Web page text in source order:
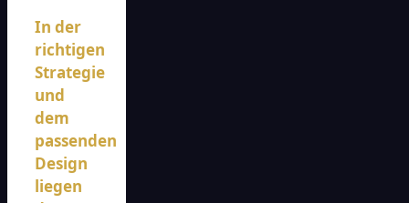
In der
richtigen
Strategie
und
dem
passenden
Design
liegen